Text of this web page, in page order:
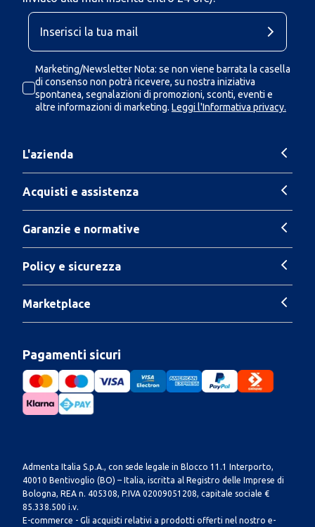
Marketing/Newsletter Nota: se non viene barrata la casella
di consenso non potrà ricevere, su nostra iniziativa
spontanea, segnalazioni di promozioni, sconti, eventi e
altre informazioni di marketing. Leggi l'Informativa privacy.
L'azienda
Acquisti e assistenza
Garanzie e normative
Policy e sicurezza
Marketplace
Pagamenti sicuri
Admenta Italia S.p.A., con sede legale in Blocco 11.1 Interporto,
40010 Bentivoglio (BO) – Italia, iscritta al Registro delle Imprese di
Bologna, REA n. 405308, P.IVA 02009051208, capitale sociale €
85.338.500 i.v.
E-commerce - Gli acquisti relativi a prodotti offerti nel nostro e-